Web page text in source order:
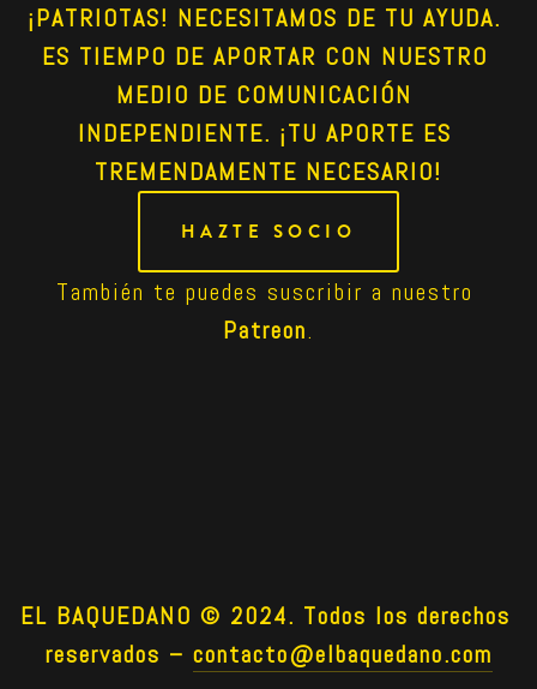
¡PATRIOTAS! NECESITAMOS DE TU AYUDA.
ES TIEMPO DE APORTAR CON NUESTRO
MEDIO DE COMUNICACIÓN
INDEPENDIENTE. ¡TU APORTE ES
TREMENDAMENTE NECESARIO!
HAZTE SOCIO
Patreon.
EL BAQUEDANO © 2024. Todos los derechos
reservados – contacto@elbaquedano.com